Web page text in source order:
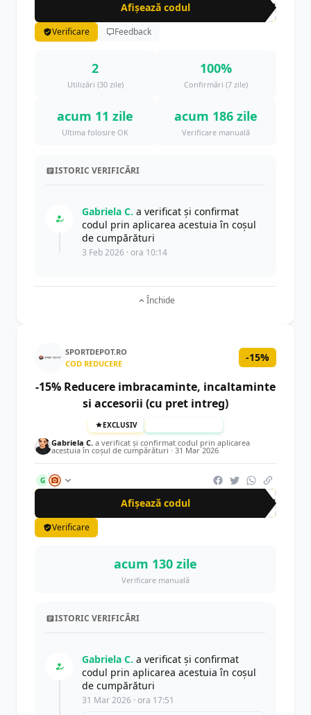
Afișează codul CUP
Verificare Feedback
2
Utilizări (30 zile)
100%
Confirmări (7 zile)
acum 11 zile
Ultima folosire OK
acum 186 zile
Verificare manuală
ISTORIC VERIFICĂRI
Gabriela C. a verificat și confirmat
codul prin aplicarea acestuia în coșul
de cumpărături
3 Feb 2026 · ora 10:14
Închide
SPORTDEPOT.RO
COD REDUCERE
-15%
-15% Reducere imbracaminte, incaltaminte
si accesorii (cu pret intreg)
EXCLUSIV
Gabriela C. a verificat și confirmat codul prin aplicarea
acestuia în coșul de cumpărături · 31 Mar 2026
G
Afișează codul CUP
Verificare
acum 130 zile
Verificare manuală
ISTORIC VERIFICĂRI
Gabriela C. a verificat și confirmat
codul prin aplicarea acestuia în coșul
de cumpărături
31 Mar 2026 · ora 17:51